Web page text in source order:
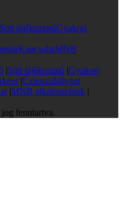
Süti tájékoztatóGyakori
KapcsolatMNB
|Süti tájékoztató |Gyakori
|Üzletszabályzat
|MNB alkalmazások |
fenntartva.